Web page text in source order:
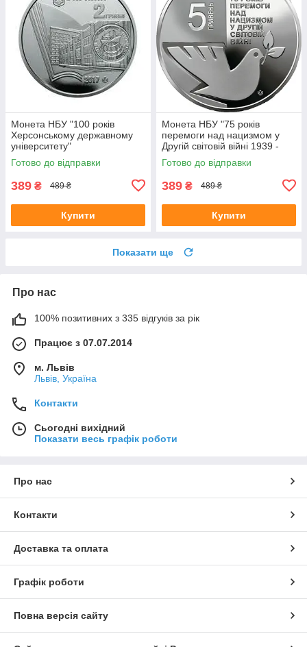
Монета НБУ "100 років
Херсонському державному
університету"
Готово до відправки
389 ₴ 489 ₴
Купити
Монета НБУ "75 років
перемоги над нацизмом у
Другій світовій війні 1939 -
1945 років"
Готово до відправки
389 ₴ 489 ₴
Купити
Показати ще
Про нас
100% позитивних з 335 відгуків за рік
Працює з 07.07.2014
м. Львів
Львів, Україна
Контакти
Сьогодні вихідний
Показати весь графік роботи
Про нас
Контакти
Доставка та оплата
Графік роботи
Повна версія сайту